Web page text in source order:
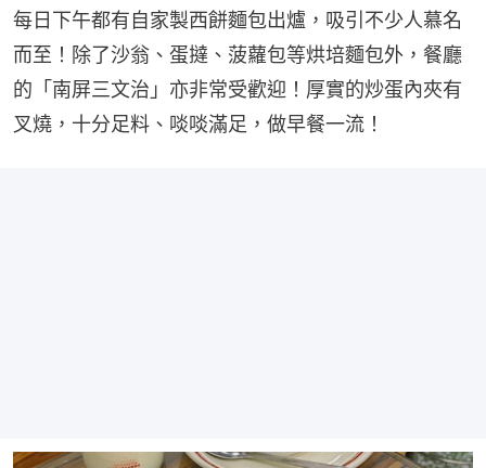
每日下午都有自家製西餅麵包出爐，吸引不少人慕名
而至！除了沙翁、蛋撻、菠蘿包等烘培麵包外，餐廳
的「南屏三文治」亦非常受歡迎！厚實的炒蛋內夾有
叉燒，十分足料、啖啖滿足，做早餐一流！